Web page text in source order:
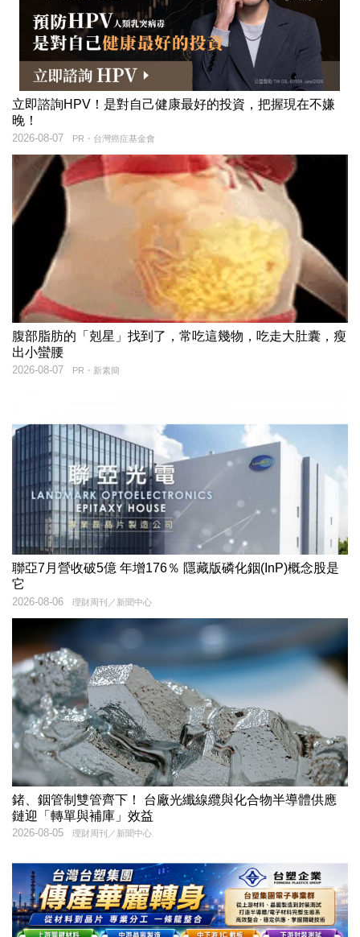
立即諮詢HPV！是對自己健康最好的投資，把握現在不嫌
晚！
PR・台灣癌症基金會
2026-08-07
腹部脂肪的「剋星」找到了，常吃這幾物，吃走大肚囊，瘦
出小蠻腰
PR・新素簡
2026-08-07
聯亞7月營收破5億 年增176％ 隱藏版磷化銦(InP)概念股是
它
理財周刊／新聞中心
2026-08-06
鍺、銦管制雙管齊下！ 台廠光纖線纜與化合物半導體供應
鏈迎「轉單與補庫」效益
理財周刊／新聞中心
2026-08-05